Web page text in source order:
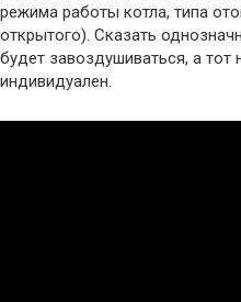
режима работы котла, типа
открытого). Сказать
будет завоздушиваться, а тот
индивидуален.